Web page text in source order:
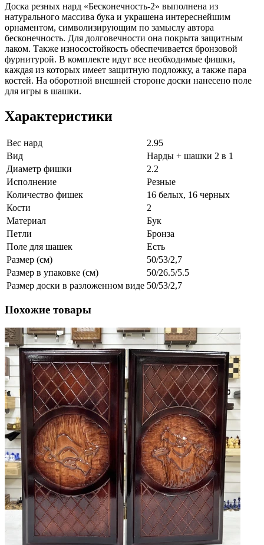
Доска резных нард «Бесконечность-2» выполнена из
натурального массива бука и украшена интереснейшим
орнаментом, символизирующим по замыслу автора
бесконечность. Для долговечности она покрыта защитным
лаком. Также износостойкость обеспечивается бронзовой
фурнитурой. В комплекте идут все необходимые фишки,
каждая из которых имеет защитную подложку, а также пара
костей. На оборотной внешней стороне доски нанесено поле
для игры в шашки.
Характеристики
Вес нард
2.95
Вид
Нарды + шашки 2 в 1
Диаметр фишки
2.2
Исполнение
Резные
Количество фишек
16 белых, 16 черных
Кости
2
Материал
Бук
Петли
Бронза
Поле для шашек
Есть
Размер (см)
50/53/2,7
Размер в упаковке (см)
50/26.5/5.5
Размер доски в разложенном виде 50/53/2,7
Похожие товары